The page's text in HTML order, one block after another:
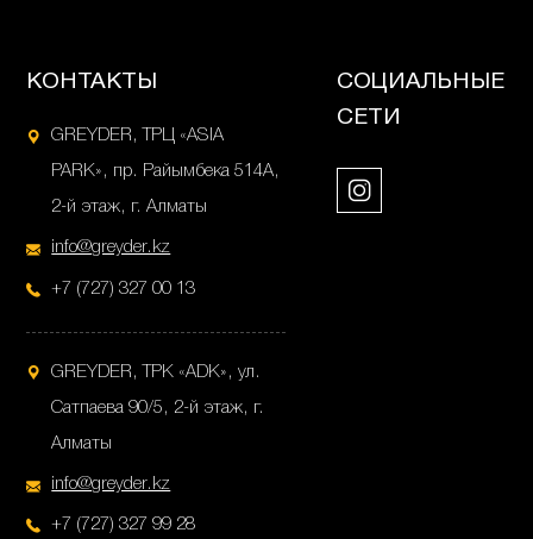
КОНТАКТЫ
GREYDER, ТРЦ «ASIA
PARK», пр. Райымбека 514А,
2-й этаж, г. Алматы
info@greyder.kz
+7 (727) 327 00 13
GREYDER, ТРК «ADK», ул.
Сатпаева 90/5, 2-й этаж, г.
Алматы
info@greyder.kz
+7 (727) 327 99 28
СОЦИАЛЬНЫЕ
СЕТИ